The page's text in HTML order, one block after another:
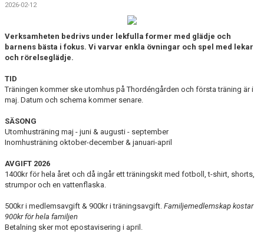
2026-02-12
Verksamheten bedrivs under lekfulla former med glädje och
barnens bästa i fokus. Vi varvar enkla övningar och spel med lekar
och rörelseglädje.
TID
Träningen kommer ske utomhus på Thordéngården och första träning är i
maj. Datum och schema kommer senare.
SÄSONG
Utomhusträning maj - juni & augusti - september
Inomhusträning oktober-december & januari-april
AVGIFT 2026
1400kr för hela året och då ingår ett träningskit med fotboll, t-shirt, shorts,
strumpor och en vattenflaska.
500kr i medlemsavgift & 900kr i träningsavgift. Familjemedlemskap kostar
900kr för hela familjen
Betalning sker mot epostavisering i april.